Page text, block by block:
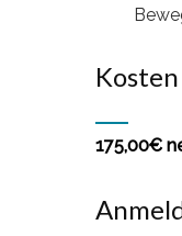
Kosten
175,00€